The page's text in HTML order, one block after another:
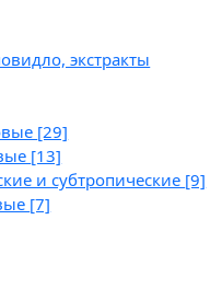
экстракты
[29]
[13]
и субтропические [9]
[7]